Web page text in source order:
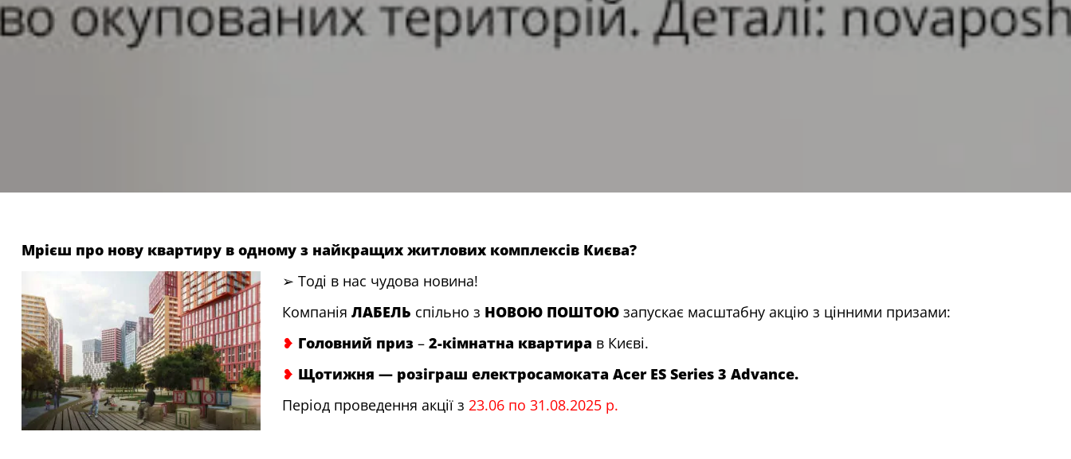
Мрієш про нову квартиру в одному з найкращих житлових комплексів Києва?
➢ Тоді в нас чудова новина!
Компанія ЛАБЕЛЬ спільно з НОВОЮ ПОШТОЮ запускає масштабну акцію з цінними призами:
❥ Головний приз – 2-кімнатна квартира в Києві.
❥ Щотижня — розіграш електросамоката Acer ES Series 3 Advance.
Період проведення акції з 23.06 по 31.08.2025 р.